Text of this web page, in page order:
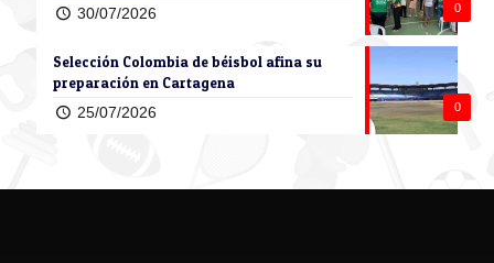
0
30/07/2026
0
Selección Colombia de béisbol afina su
preparación en Cartagena
25/07/2026